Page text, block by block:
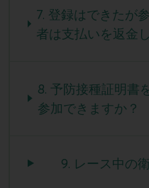
7. 登録はできたが
者は支払いを返金
8. 予防接種証明書
参加できますか？
9. レース中の